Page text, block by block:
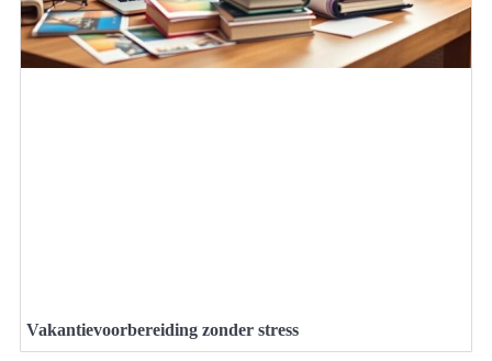
Vakantievoorbereiding zonder stress